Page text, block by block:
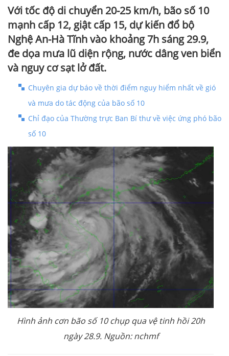
Với tốc độ di chuyển 20-25 km/h, bão số 10
mạnh cấp 12, giật cấp 15, dự kiến đổ bộ
Nghệ An-Hà Tĩnh vào khoảng 7h sáng 29.9,
đe dọa mưa lũ diện rộng, nước dâng ven biển
và nguy cơ sạt lở đất.
Chuyên gia dự báo về thời điểm nguy hiểm nhất về gió
và mưa do tác động của bão số 10
Chỉ đạo của Thường trực Ban Bí thư về việc ứng phó bão
số 10
Hình ảnh cơn bão số 10 chụp qua vệ tinh hồi 20h
ngày 28.9. Nguồn: nchmf